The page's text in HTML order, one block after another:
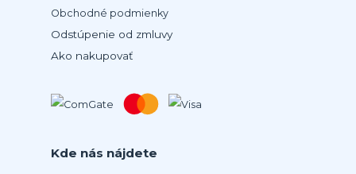
Obchodné podmienky
Odstúpenie od zmluvy
Ako nakupovať
Kde nás nájdete